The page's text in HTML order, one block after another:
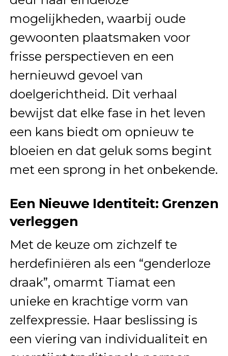
mogelijkheden, waarbij oude
gewoonten plaatsmaken voor
frisse perspectieven en een
hernieuwd gevoel van
doelgerichtheid. Dit verhaal
bewijst dat elke fase in het leven
een kans biedt om opnieuw te
bloeien en dat geluk soms begint
met een sprong in het onbekende.
Een Nieuwe Identiteit: Grenzen
verleggen
Met de keuze om zichzelf te
herdefiniëren als een “genderloze
draak”, omarmt Tiamat een
unieke en krachtige vorm van
zelfexpressie. Haar beslissing is
een viering van individualiteit en